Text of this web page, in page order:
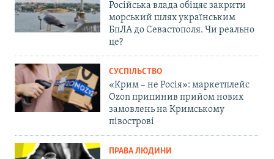
Російська влада обіцяє закрити
морський шлях українським
БпЛА до Севастополя. Чи реально
це?
СУСПІЛЬСТВО
«Крим – не Росія»: маркетплейс
Ozon припинив прийом нових
замовлень на Кримському
півострові
ПРАВА ЛЮДИНИ